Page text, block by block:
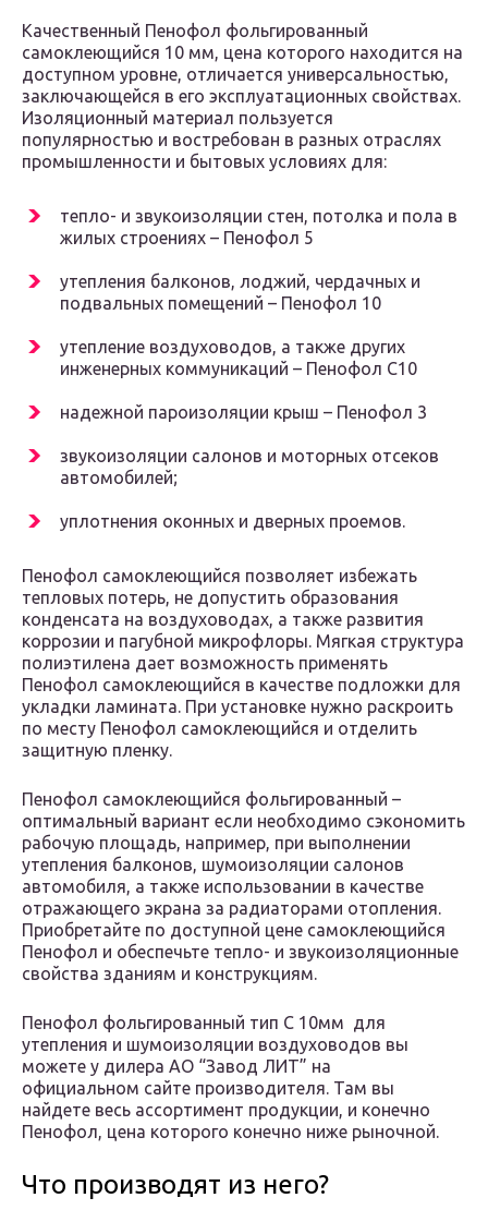
Качественный Пенофол фольгированный
самоклеющийся 10 мм, цена которого находится на
доступном уровне, отличается универсальностью,
заключающейся в его эксплуатационных свойствах.
Изоляционный материал пользуется
популярностью и востребован в разных отраслях
промышленности и бытовых условиях для:
тепло- и звукоизоляции стен, потолка и пола в
жилых строениях – Пенофол 5
утепления балконов, лоджий, чердачных и
подвальных помещений – Пенофол 10
утепление воздуховодов, а также других
инженерных коммуникаций – Пенофол С10
надежной пароизоляции крыш – Пенофол 3
звукоизоляции салонов и моторных отсеков
автомобилей;
уплотнения оконных и дверных проемов.
Пенофол самоклеющийся позволяет избежать
тепловых потерь, не допустить образования
конденсата на воздуховодах, а также развития
коррозии и пагубной микрофлоры. Мягкая структура
полиэтилена дает возможность применять
Пенофол самоклеющийся в качестве подложки для
укладки ламината. При установке нужно раскроить
по месту Пенофол самоклеющийся и отделить
защитную пленку.
Пенофол самоклеющийся фольгированный –
оптимальный вариант если необходимо сэкономить
рабочую площадь, например, при выполнении
утепления балконов, шумоизоляции салонов
автомобиля, а также использовании в качестве
отражающего экрана за радиаторами отопления.
Приобретайте по доступной цене самоклеющийся
Пенофол и обеспечьте тепло- и звукоизоляционные
свойства зданиям и конструкциям.
Пенофол фольгированный тип С 10мм для
утепления и шумоизоляции воздуховодов вы
можете у дилера АО “Завод ЛИТ” на
официальном сайте производителя. Там вы
найдете весь ассортимент продукции, и конечно
Пенофол, цена которого конечно ниже рыночной.
Что производят из него?